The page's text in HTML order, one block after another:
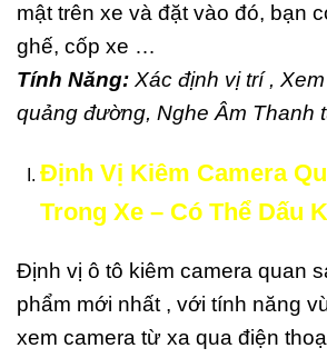
mật trên xe và đặt vào đó, bạn
ghế, cốp xe …
Tính Năng: Xác định vị trí ,
quảng đường, Nghe Âm Thanh
Định Vị Kiêm Camera
Trong Xe – Có Thể Dấu
Định vị ô tô kiêm camera quan
phẩm mới nhất , với tính năng
xem camera từ xa qua điện